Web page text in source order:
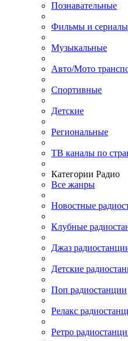
Познавательные
Фильмы и сериалы
Музыкальные
Авто/Мото
Спортивные
Детские
Региональные
ТВ каналы по
Категории Радио
Все жанры
Новостные
Клубные
Джаз
Детские
Поп радиостанции
Релакс
Ретро